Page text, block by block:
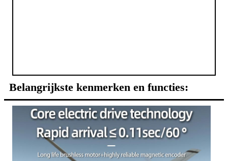
Belangrijkste kenmerken en functies: